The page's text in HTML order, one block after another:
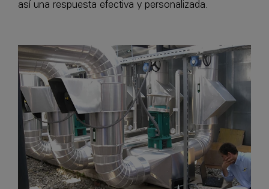
así una respuesta efectiva y personalizada.